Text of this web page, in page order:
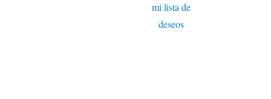
mi lista de
deseos